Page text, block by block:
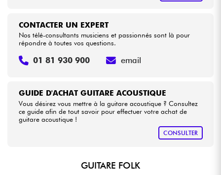
GUIDE D'ACHAT GUITARE ACOUSTIQUE
Vous désirez vous mettre à la guitare acoustique ? Consultez
ce guide afin de tout savoir pour effectuer votre achat de
guitare acoustique !
CONSULTER
CONTACTER UN EXPERT
Nos télé-consultants musiciens et passionnés sont là pour
répondre à toutes vos questions.
01 81 930 900 email
GUITARE FOLK